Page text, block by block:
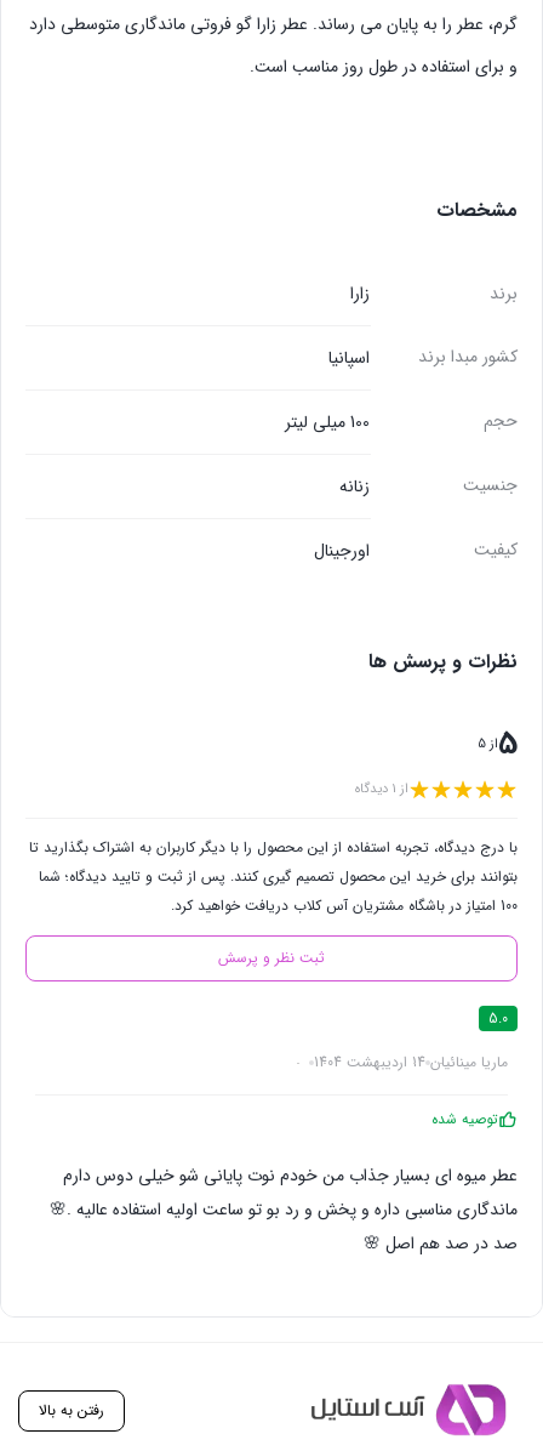
گرم، عطر را به پایان می رساند. عطر زارا گو فروتی ماندگاری متوسطی دارد
و برای استفاده در طول روز مناسب است.
مشخصات
برند زارا
کشور مبدا برند اسپانیا
حجم 100 میلی لیتر
جنسیت زنانه
کیفیت اورجینال
نظرات و پرسش ها
5از 5
از 1 دیدگاه
با درج دیدگاه، تجربه استفاده از این محصول را با دیگر کاربران به اشتراک بگذارید تا
بتوانند برای خرید این محصول تصمیم گیری کنند. پس از ثبت و تایید دیدگاه؛ شما
100 امتیاز در باشگاه مشتریان آس کلاب دریافت خواهید کرد.
ثبت نظر و پرسش
5.0
ماریا مینائیان 14 اردیبهشت 1404
توصیه شده
عطر میوه ای بسیار جذاب من خودم نوت پایانی شو خیلی دوس دارم
ماندگاری مناسبی داره و پخش و رد بو تو ساعت اولیه استفاده عالیه .🌸
صد در صد هم اصل 🌸
رفتن به بالا